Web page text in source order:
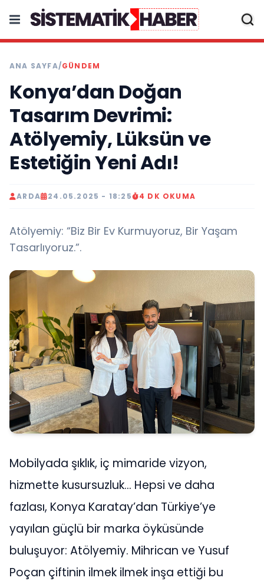
ANA SAYFA/GÜNDEM
Konya’dan Doğan
Tasarım Devrimi:
Atölyemiy, Lüksün ve
Estetiğin Yeni Adı!
ARDA 24.05.2025 - 18:25 4 DK OKUMA
Atölyemiy: “Biz Bir Ev Kurmuyoruz, Bir Yaşam
Tasarlıyoruz.”.
Mobilyada şıklık, iç mimaride vizyon,
hizmette kusursuzluk… Hepsi ve daha
fazlası, Konya Karatay’dan Türkiye’ye
yayılan güçlü bir marka öyküsünde
buluşuyor: Atölyemiy. Mihrican ve Yusuf
Poçan çiftinin ilmek ilmek inşa ettiği bu